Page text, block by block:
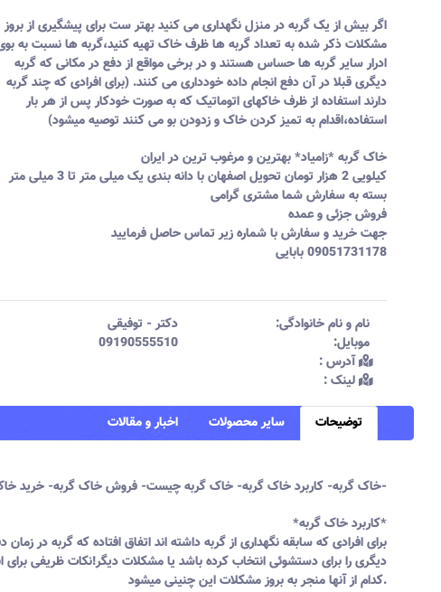
اگر بیش از یک گربه در منزل نگهداری می کنید بهتر ست برای پیشگیری از بروز
مشکلات ذکر شده به تعداد گربه ها ظرف خاک تهیه کنید،گربه ها نسبت به
ادرار سایر گربه ها حساس هستند و در برخی مواقع از دفع در مکانی که گربه
دیگری قبلا در آن دفع انجام داده خودداری می کنند. (برای افرادی که چند گربه
دارند استفاده از ظرف خاکهای اتوماتیک که به صورت خودکار پس از هر بار
استفاده،اقدام به تمیز کردن خاک و زدودن بو می کنند توصیه میشود)
خاک گربه *زامیاد* بهترین و مرغوب ترین در ایران
کیلویی 2 هزار تومان تحویل اصفهان با دانه بندی یک میلی متر تا 3 میلی متر
بسته به سفارش شما مشتری گرامی
فروش جزئی و عمده
جهت خرید و سفارش با شماره زیر تماس حاصل فرمایید
09051731178 بابایی
نام و نام خانوادگی:‌ دکتر - توفیقی
موبایل:‌
09190555510
آدرس :‌
لینک :‌
توضیحات سایر محصولات اخبار و مقالات
خاک گربه- کاربرد خاک گربه- خاک گربه چیست- فروش خاک گربه- خرید خاک گربه- نگهداری گربه- خاک بستر گربه- گربه- مزایای خاک گربه- نگهداری گربه خانگی-
*کاربرد خاک گربه*
برای افرادی که سابقه نگهداری از گربه داشته اند اتفاق افتاده که گربه در
دیگری را برای دستشوئی انتخاب کرده باشد یا مشکلات دیگر!نکات ظریفی
کدام از آنها منجر به بروز مشکلات این چنینی میشود.